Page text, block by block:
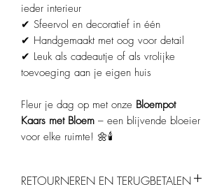
ieder interieur
✔ Sfeervol en decoratief in één
✔ Handgemaakt met oog voor detail
✔ Leuk als cadeautje of als vrolijke
toevoeging aan je eigen huis
Fleur je dag op met onze Bloempot
Kaars met Bloem – een blijvende bloeier
voor elke ruimte! 🌼🕯️
RETOURNEREN EN TERUGBETALEN